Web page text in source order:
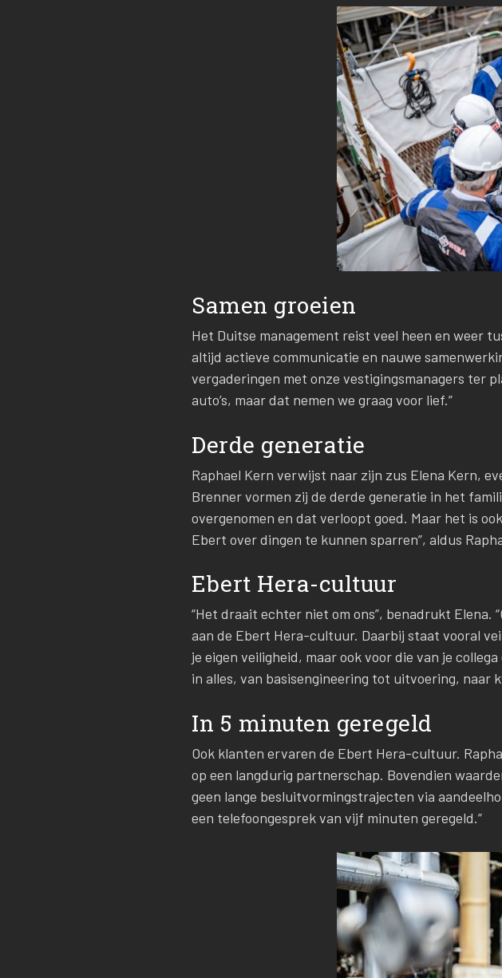
Samen groeien
Het Duitse management reist veel heen en weer
altijd actieve communicatie en nauwe
vergaderingen met onze vestigingsmanagers ter
auto’s, maar dat nemen we graag voor lief.”
Derde generatie
Raphael Kern verwijst naar zijn zus Elena Kern,
Brenner vormen zij de derde generatie in het
overgenomen en dat verloopt goed. Maar het is
Ebert over dingen te kunnen sparren”, aldus
Ebert Hera-cultuur
“Het draait echter niet om ons”, benadrukt Elena.
aan de Ebert Hera-cultuur. Daarbij staat vooral
je eigen veiligheid, maar ook voor die van je
in alles, van basisengineering tot uitvoering, naar
In 5 minuten geregeld
Ook klanten ervaren de Ebert Hera-cultuur.
op een langdurig partnerschap. Bovendien
geen lange besluitvormingstrajecten via
een telefoongesprek van vijf minuten geregeld.”